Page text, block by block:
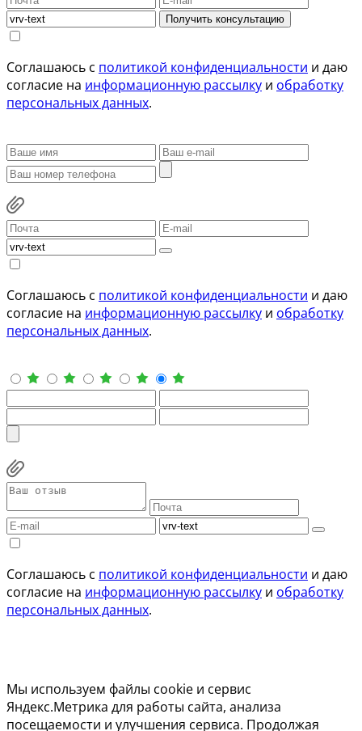
Получить консультацию
Соглашаюсь с политикой конфиденциальности и даю
согласие на информационную рассылку и обработку
персональных данных.
Соглашаюсь с политикой конфиденциальности и даю
согласие на информационную рассылку и обработку
персональных данных.
Соглашаюсь с политикой конфиденциальности и даю
согласие на информационную рассылку и обработку
персональных данных.
Мы используем файлы cookie и сервис
Яндекс.Метрика для работы сайта, анализа
посещаемости и улучшения сервиса. Продолжая